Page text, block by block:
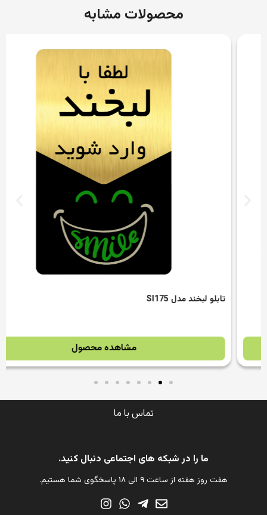
محصولات مشابه
تابلو لبخند مدل SI175
مشاهده محصول
تماس با ما
ما را در شبکه های اجتماعی دنبال کنید.
هفت روز هفته از ساعت ۹ الی ۱۸ پاسخگوی شما هستیم.